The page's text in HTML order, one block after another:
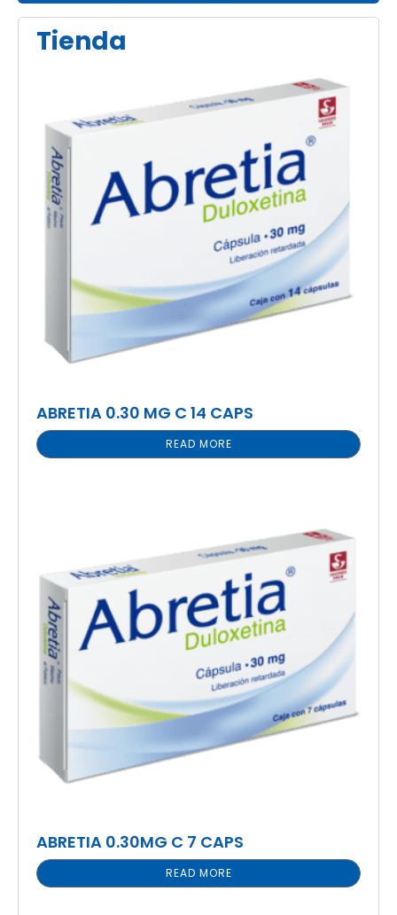
Tienda
ABRETIA 0.30 MG C 14 CAPS
READ MORE
ABRETIA 0.30MG C 7 CAPS
READ MORE